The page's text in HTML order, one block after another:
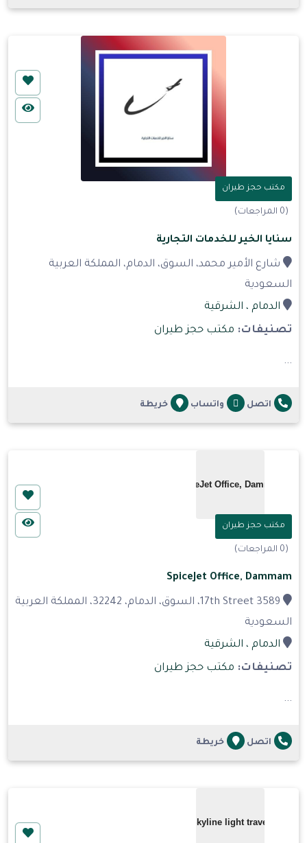
مكتب حجز طيران
(0 المراجعات)
سنايا الخير للخدمات التجارية
شارع الأمير محمد، السوق، الدمام، المملكة العربية
السعودية
الدمام ، الشرقية
تصنيفات: مكتب حجز طيران
...
اتصل واتساب خريطة
مكتب حجز طيران
(0 المراجعات)
SpiceJet Office, Dammam
17th Street 3589، السوق، الدمام، 32242، المملكة العربية
السعودية
الدمام ، الشرقية
تصنيفات: مكتب حجز طيران
...
اتصل خريطة